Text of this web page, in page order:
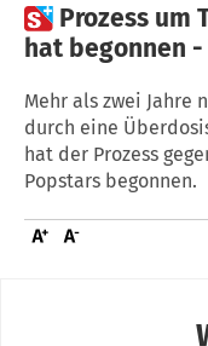
 Prozess um
hat begonnen
Mehr als zwei Jahre
durch eine
hat der Prozess
Popstars begonnen.